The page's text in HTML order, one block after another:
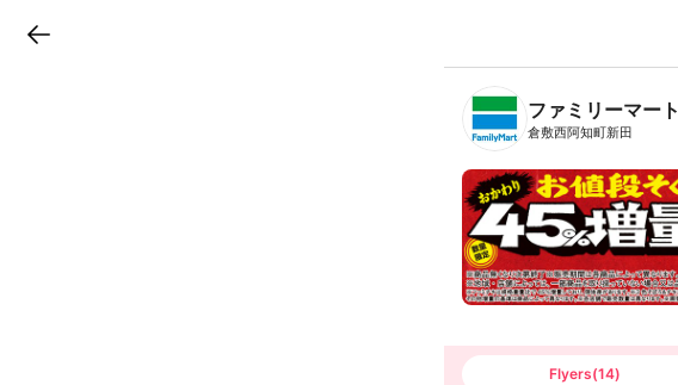
B
n
T
ファミリーマート
倉敷西阿知町新田
Flyers(14)